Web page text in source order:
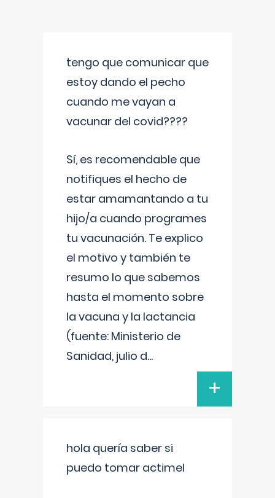
tengo que comunicar que
estoy dando el pecho
cuando me vayan a
vacunar del covid????
Sí, es recomendable que
notifiques el hecho de
estar amamantando a tu
hijo/a cuando programes
tu vacunación. Te explico
el motivo y también te
resumo lo que sabemos
hasta el momento sobre
la vacuna y la lactancia
(fuente: Ministerio de
Sanidad, julio d...
+
hola quería saber si
puedo tomar actimel